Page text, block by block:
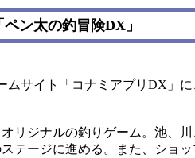
ン太の釣冒険DX」
サイト「コナミアプリDX」に
リジナルの釣りゲーム。池、川
テージに進める。また、ショ